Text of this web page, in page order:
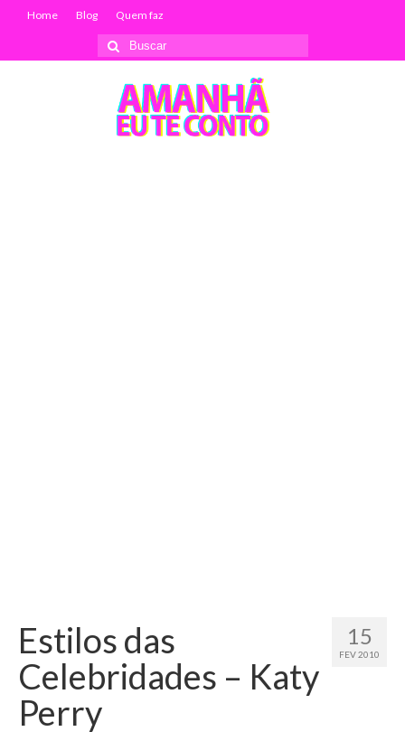
Home Blog Quem faz
Buscar
por:
15
FEV 2010
Estilos das
Celebridades – Katy
Perry